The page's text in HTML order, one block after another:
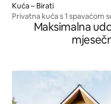
Kuća – Birati
Privatna kuća s 1 spavaćom
zračne lukeMaksimalna